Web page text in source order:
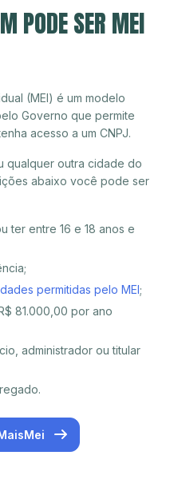
PODE SER MEI
(MEI) é um modelo
Governo que permite
acesso a um CNPJ.
qualquer outra cidade do
abaixo você pode ser
ter entre 16 e 18 anos e
permitidas pelo MEI;
81.000,00 por ano
administrador ou titular